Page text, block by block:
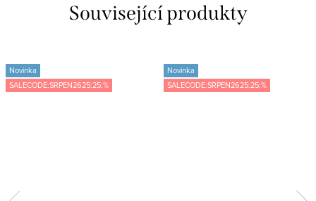
Související produkty
Novinka
SALECODE:SRPEN2625:25:%
Novinka
SALECODE:SRPEN2625:25:%